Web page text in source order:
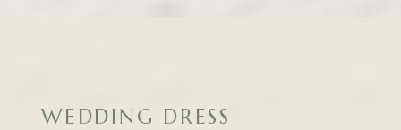
WEDDING DRESS